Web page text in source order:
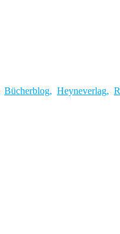
Bücherblog, Heyneverlag,